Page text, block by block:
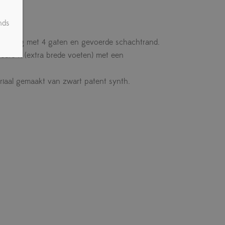
met 4 gaten en gevoerde schachtrand.
K (extra brede voeten) met een
gemaakt van zwart patent synth.